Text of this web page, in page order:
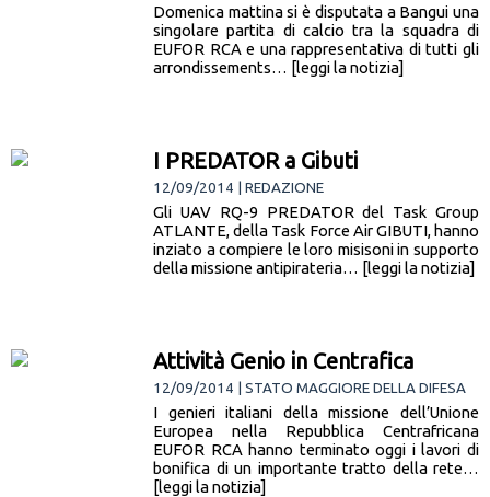
Domenica mattina si è disputata a Bangui una
singolare partita di calcio tra la squadra di
EUFOR RCA e una rappresentativa di tutti gli
arrondissements… [leggi la notizia]
I PREDATOR a Gibuti
12/09/2014 | REDAZIONE
Gli UAV RQ-9 PREDATOR del Task Group
ATLANTE, della Task Force Air GIBUTI, hanno
inziato a compiere le loro misisoni in supporto
della missione antipirateria… [leggi la notizia]
Attività Genio in Centrafica
12/09/2014 | STATO MAGGIORE DELLA DIFESA
I genieri italiani della missione dell’Unione
Europea nella Repubblica Centrafricana
EUFOR RCA hanno terminato oggi i lavori di
bonifica di un importante tratto della rete…
[leggi la notizia]